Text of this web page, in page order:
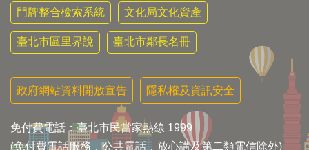
門牌整合檢索系統 文化局文化資產
臺北市區里界說 臺北市鄰長名冊
政府網站資料開放宣告 隱私權及資訊安全
免付費電話：臺北市民當家熱線 1999
(免付費電話服務，公共電話，放心講及第二類電信除外)